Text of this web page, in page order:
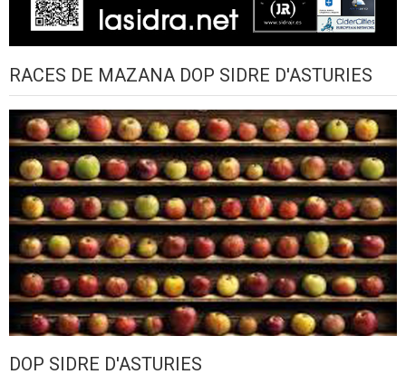
RACES DE MAZANA DOP SIDRE D'ASTURIES
DOP SIDRE D'ASTURIES